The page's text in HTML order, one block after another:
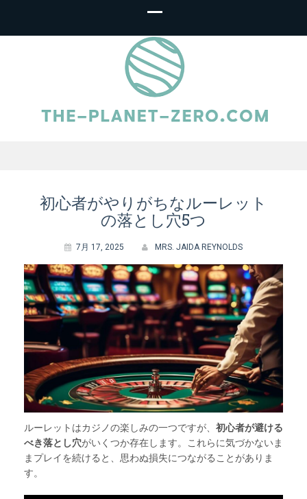
Zero.com – オ
ンラインルーレ
ット
初心者がやりがちなルーレット
の落とし穴5つ
7月 17, 2025 MRS. JAIDA REYNOLDS
ルーレットはカジノの楽しみの一つですが、 初心者が避ける
べき落とし穴がいくつか存在します。これらに気づかないま
まプレイを続けると、思わぬ損失につながることがありま
す。